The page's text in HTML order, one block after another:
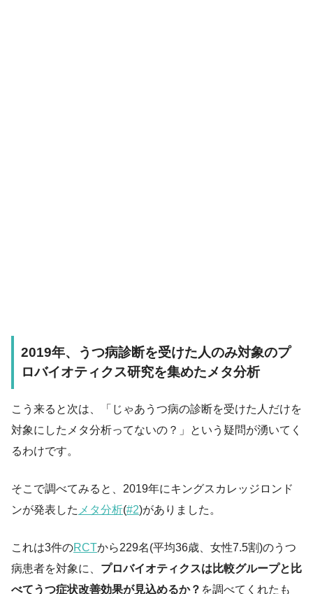
2019年、うつ病診断を受けた人のみ対象のプ
ロバイオティクス研究を集めたメタ分析
こう来ると次は、「じゃあうつ病の診断を受けた人だけを
対象にしたメタ分析ってないの？」という疑問が湧いてく
るわけです。
そこで調べてみると、2019年にキングスカレッジロンド
ンが発表した メタ分析(#2)がありました。
これは3件のRCTから229名(平均36歳、女性7.5割)のうつ
病患者を対象に、 プロバイオティクスは比較グループと比
べてうつ症状改善効果が見込めるか？ を調べてくれたも